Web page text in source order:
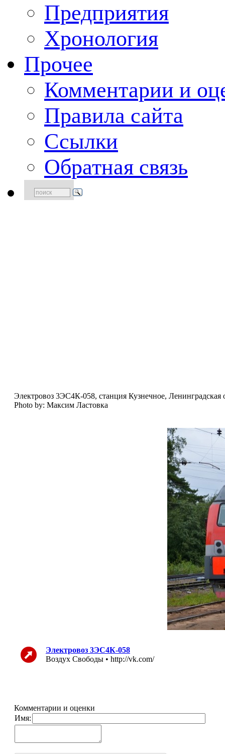
Предприятия
Хронология
Прочее
Комментарии и
Правила сайта
Ссылки
Обратная связь
Электровоз 3ЭС4К-058, станция Кузнечное, Ленинградская
Photo by: Максим Ластовка
Электровоз 3ЭС4К-058
Воздух Свободы • http://vk.com/
Комментарии и оценки
Имя: